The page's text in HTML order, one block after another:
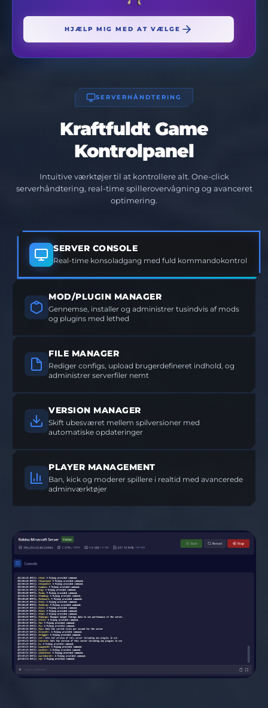
HJÆLP MIG MED AT VÆLGE
SERVERHÅNDTERING
Kraftfuldt Game
Kontrolpanel
Intuitive værktøjer til at kontrollere alt. One-click
serverhåndtering, real-time spillerovervågning og avanceret
optimering.
SERVER CONSOLE
Real-time konsoladgang med fuld kommandokontrol
MOD/PLUGIN MANAGER
Gennemse, installer og administrer tusindvis af mods
og plugins med lethed
FILE MANAGER
Rediger configs, upload brugerdefineret indhold, og
administrer serverfiler nemt
VERSION MANAGER
Skift ubesværet mellem spilversioner med
automatiske opdateringer
PLAYER MANAGEMENT
Ban, kick og moderer spillere i realtid med avancerede
adminværktøjer